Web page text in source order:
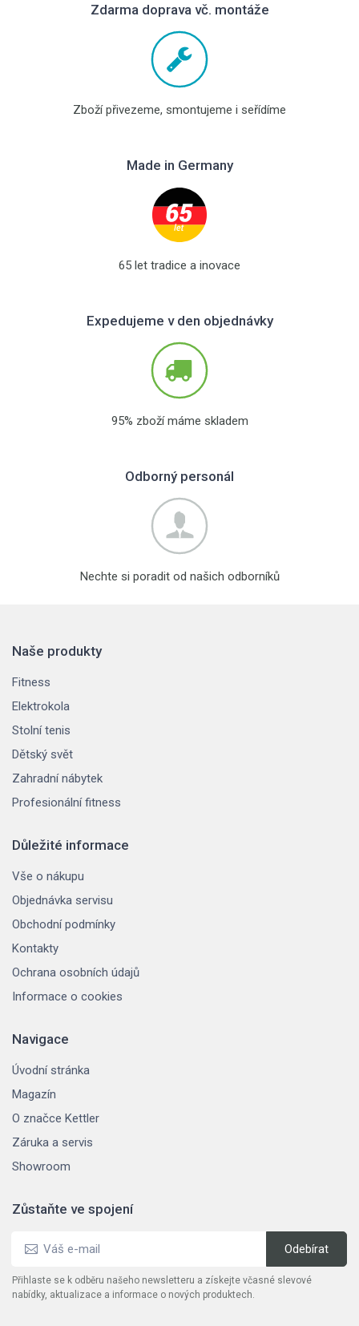
Zdarma doprava vč. montáže
Zboží přivezeme, smontujeme i seřídíme
Made in Germany
65 let tradice a inovace
Expedujeme v den objednávky
95% zboží máme skladem
Odborný personál
Nechte si poradit od našich odborníků
Naše produkty
Fitness
Elektrokola
Stolní tenis
Dětský svět
Zahradní nábytek
Profesionální fitness
Důležité informace
Vše o nákupu
Objednávka servisu
Obchodní podmínky
Kontakty
Ochrana osobních údajů
Informace o cookies
Navigace
Úvodní stránka
Magazín
O značce Kettler
Záruka a servis
Showroom
Zůstaňte ve spojení
Přihlaste se k odběru našeho newsletteru a získejte včasné slevové
nabídky, aktualizace a informace o nových produktech.